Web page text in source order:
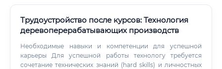
органами 📋 Анализ цен на пиломатериалы, фанеру,
целлюлозу 📋 Управление персоналом лесного
деревообработке Отдельный пласт работы — экспорт.
Трудоустройство после курсов: Технология
деревоперерабатывающих производств
Необходимые навыки и компетенции для успешной
карьеры Для успешной работы технологу требуется
сочетание технических знаний (hard skills) и личностных